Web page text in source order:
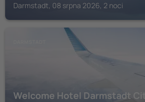
Darmstadt, 08 srpna 2026, 2 noci
Welcome Hotel Darmstadt